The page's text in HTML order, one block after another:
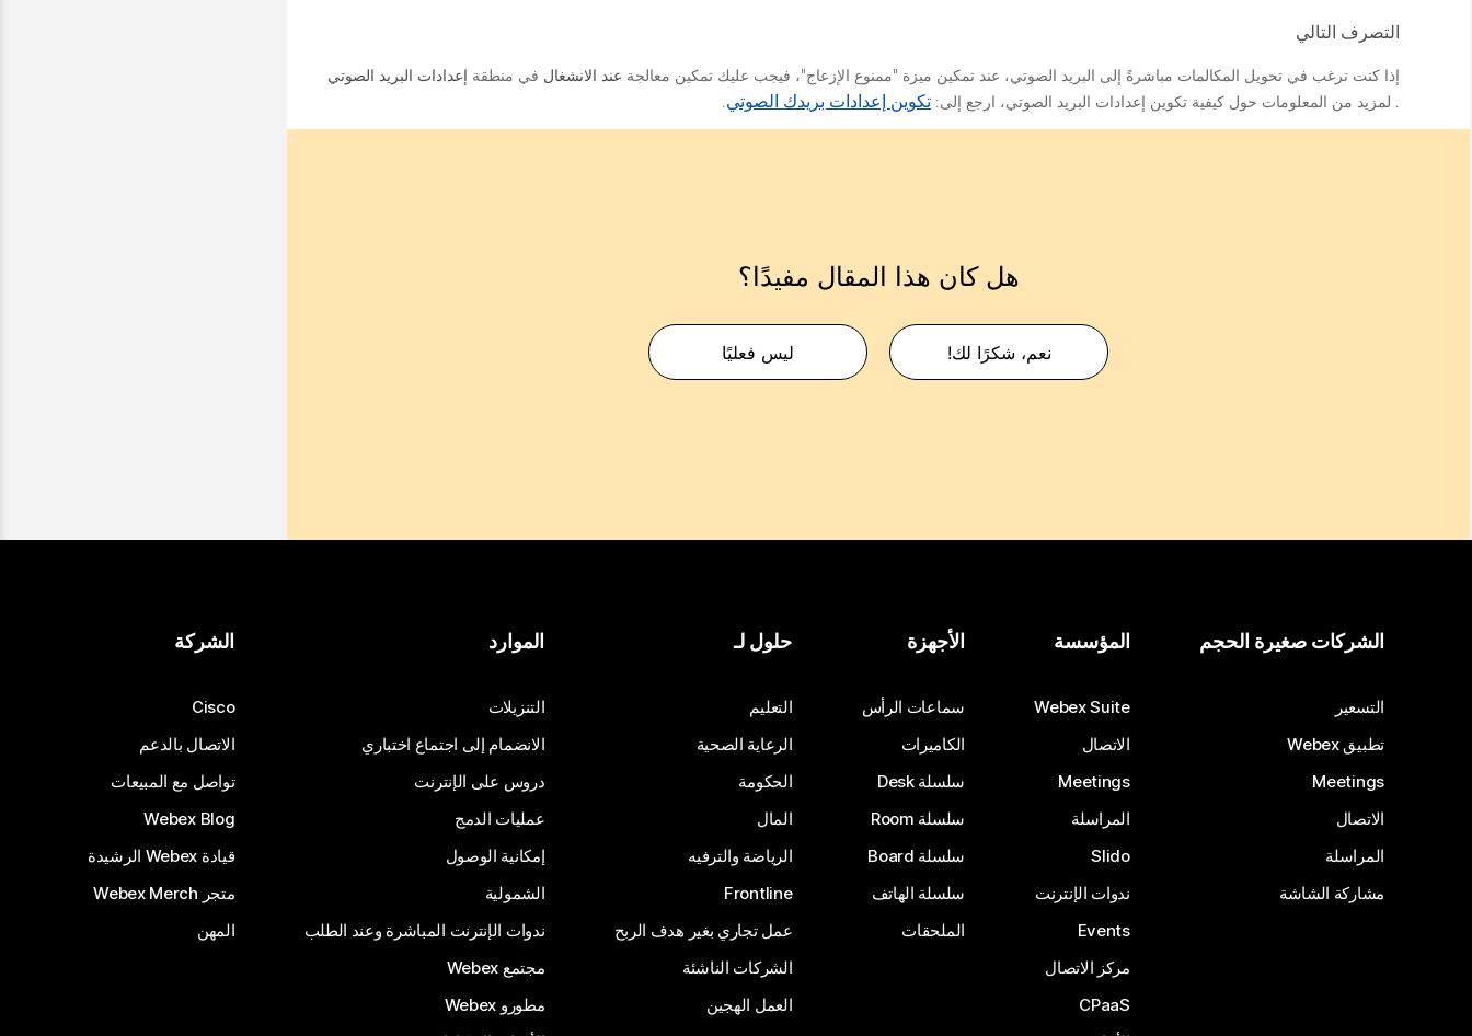
التصرف التالي
إذا كنت ترغب في تحويل المكالمات مباشرةً إلى البريد الصوتي، عند تمكين ميزة "ممنوع الإزعاج"، فيجب عليك تمكين معالجة عند الانشغال في منطقة إعدادات البريد الصوتي
. لمزيد من المعلومات حول كيفية تكوين إعدادات البريد الصوتي، ارجع إلى: تكوين إعدادات بريدك الصوتي
هل كان هذا المقال مفيدًا؟
نعم، شكرًا لك! ليس فعليًا
الشركات صغيرة الحجم
التسعير
تطبيق Webex
Meetings
الاتصال
المراسلة
مشاركة الشاشة
المؤسسة
Webex Suite
الاتصال
Meetings
المراسلة
Slido
ندوات الإنترنت
Events
مركز الاتصال
CPaaS
الأجهزة
سماعات الرأس
الكاميرات
سلسلة Desk
سلسلة Room
سلسلة Board
سلسلة الهاتف
الملحقات
حلول لـ
التعليم
الرعاية الصحية
الحكومة
المال
الرياضة والترفيه
Frontline
عمل تجاري بغير هدف الربح
الشركات الناشئة
العمل الهجين
الموارد
التنزيلات
الانضمام إلى اجتماع اختباري
دروس على الإنترنت
عمليات الدمج
إمكانية الوصول
الشمولية
ندوات الإنترنت المباشرة وعند الطلب
مجتمع Webex
مطورو Webex
الشركة
Cisco
الاتصال بالدعم
تواصل مع المبيعات
Webex Blog
قيادة Webex الرشيدة
متجر Webex Merch
المهن